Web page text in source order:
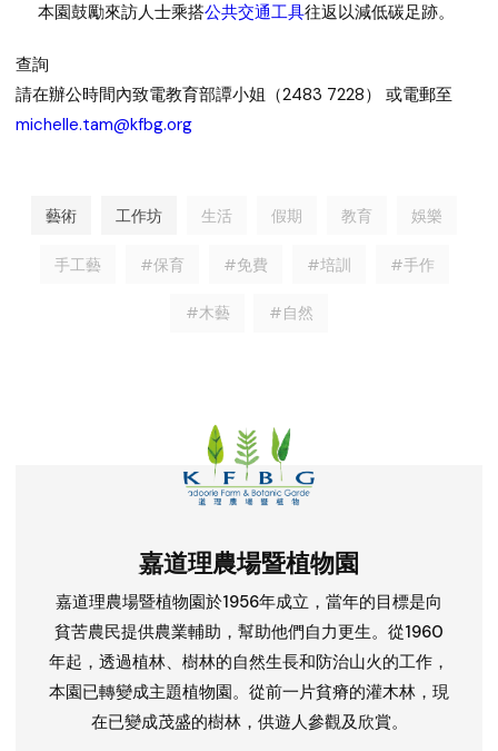
本園鼓勵來訪人士乘搭公共交通工具往返以減低碳足跡。
查詢
請在辦公時間內致電教育部譚小姐（2483 7228） 或電郵至
michelle.tam@kfbg.org
藝術 工作坊 生活 假期 教育 娛樂
手工藝 #保育 #免費 #培訓 #手作
#木藝 #自然
嘉道理農場暨植物園
嘉道理農場暨植物園於1956年成立，當年的目標是向
貧苦農民提供農業輔助，幫助他們自力更生。從1960
年起，透過植林、樹林的自然生長和防治山火的工作，
本園已轉變成主題植物園。從前一片貧瘠的灌木林，現
在已變成茂盛的樹林，供遊人參觀及欣賞。